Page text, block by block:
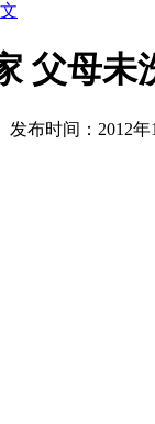
父母未
发布时间：2012年